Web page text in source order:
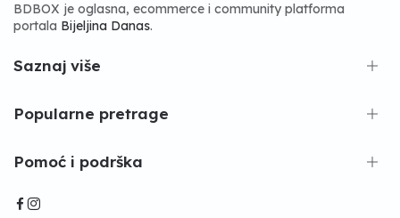
BDBOX je oglasna, ecommerce i community platforma
portala Bijeljina Danas.
Saznaj više
Popularne pretrage
Pomoć i podrška